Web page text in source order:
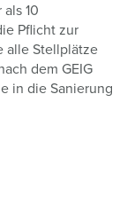
10
Pflicht zur
alle Stellplätze
dem GEIG
in die Sanierung